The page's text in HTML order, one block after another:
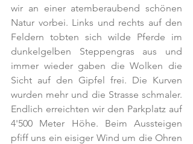
wir an einer atemberaubend schönen
Natur vorbei. Links und rechts auf den
Feldern tobten sich wilde Pferde im
dunkelgelben Steppengras aus und
immer wieder gaben die Wolken die
Sicht auf den Gipfel frei. Die Kurven
wurden mehr und die Strasse schmaler.
Endlich erreichten wir den Parkplatz auf
4'500 Meter Höhe. Beim Aussteigen
pfiff uns ein eisiger Wind um die Ohren